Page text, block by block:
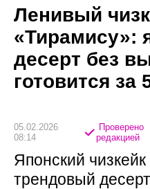
Ленивый
«Тирамису»:
десерт без
готовится за
05.02.2026
08:14
Проверено
редакцией
Японский
трендовый